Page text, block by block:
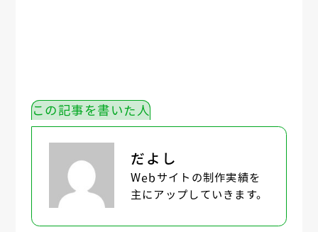
この記事を書いた人
だよし
Webサイトの制作実績を
主にアップしていきます。